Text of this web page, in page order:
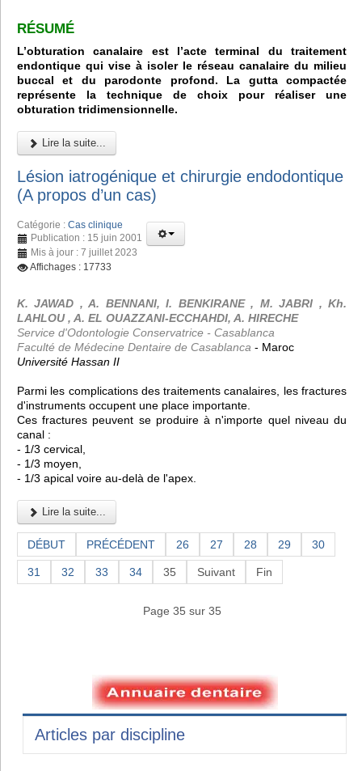
RÉSUMÉ
L’obturation canalaire est l’acte terminal du traitement
endontique qui vise à isoler le réseau canalaire du milieu
buccal et du parodonte profond. La gutta compactée
représente la technique de choix pour réaliser une
obturation tridimensionnelle.
Lire la suite...
Lésion iatrogénique et chirurgie endodontique
(A propos d’un cas)
Catégorie : Cas clinique
Publication : 15 juin 2001
Mis à jour : 7 juillet 2023
Affichages : 17733
K. JAWAD , A. BENNANI, I. BENKIRANE , M. JABRI , Kh.
LAHLOU , A. EL OUAZZANI-ECCHAHDI, A. HIRECHE
Service d'Odontologie Conservatrice - Casablanca
Faculté de Médecine Dentaire de Casablanca - Maroc
Université Hassan II
Parmi les complications des traitements canalaires, les fractures
d'instruments occupent une place importante.
Ces fractures peuvent se produire à n'importe quel niveau du
canal :
- 1/3 cervical,
- 1/3 moyen,
- 1/3 apical voire au-delà de l'apex.
Lire la suite...
DÉBUT PRÉCÉDENT 26 27 28 29 30
31 32 33 34 35 Suivant Fin
Page 35 sur 35
Articles par discipline